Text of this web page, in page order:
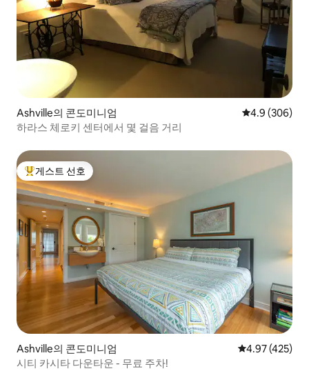
Ashville의 콘도미니엄 평점 4.9점(5
4.9 (306)
하라스 체로키 센터에서 몇 걸음 거리
상위 게스트 선호
게스트 선호
Ashville의 콘도미니엄 평점 4.97점(5
4.97 (425)
시티 카시타 다운타운 - 무료 주차!